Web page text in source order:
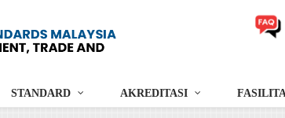
STANDARD AKREDITASI